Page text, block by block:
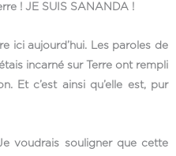
! JE SUIS SANANDA !
ici aujourd’hui. Les paroles de
incarné sur Terre ont rempli
Et c’est ainsi qu’elle est, pur
voudrais souligner que cette